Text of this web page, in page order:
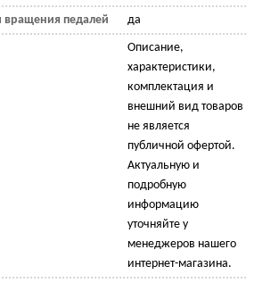
вращения педалей да
Описание,
характеристики,
комплектация и
внешний вид товаров
не является
публичной офертой.
Актуальную и
подробную
информацию
уточняйте у
менеджеров нашего
интернет-магазина.